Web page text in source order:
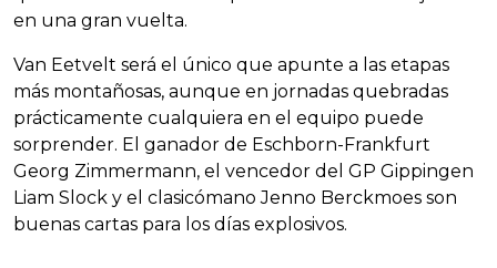
en una gran vuelta.
Van Eetvelt será el único que apunte a las etapas
más montañosas, aunque en jornadas quebradas
prácticamente cualquiera en el equipo puede
sorprender. El ganador de Eschborn-Frankfurt
Georg Zimmermann, el vencedor del GP Gippingen
Liam Slock y el clasicómano Jenno Berckmoes son
buenas cartas para los días explosivos.